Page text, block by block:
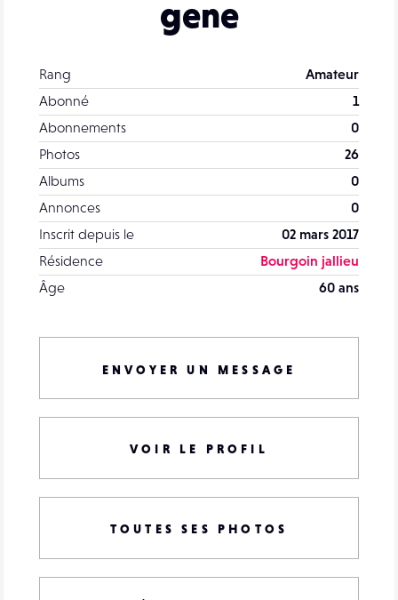
gene
Rang
Amateur
Abonné
1
Abonnements
0
Photos
26
Albums
0
Annonces
0
Inscrit depuis le
02 mars 2017
Résidence
Bourgoin jallieu
Âge
60 ans
ENVOYER UN MESSAGE
VOIR LE PROFIL
TOUTES SES PHOTOS